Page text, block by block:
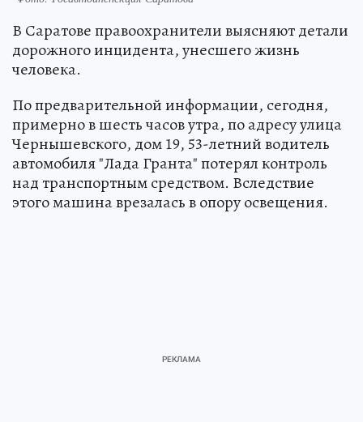
В Саратове правоохранители выясняют детали
дорожного инцидента, унесшего жизнь
человека.
По предварительной информации, сегодня,
примерно в шесть часов утра, по адресу улица
Чернышевского, дом 19, 53-летний водитель
автомобиля "Лада Гранта" потерял контроль
над транспортным средством. Вследствие
этого машина врезалась в опору освещения.